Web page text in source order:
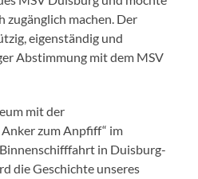
machen. Der
eigenständig und
Abstimmung mit dem MSV
mit der
zum Anpfiff“ im
in Duisburg-
die Geschichte unseres